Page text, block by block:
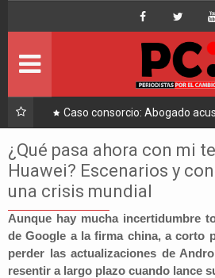
Caso consorcio: Abogado
su denuncia
¿Qué pasa ahora con mi
Huawei? Escenarios y
una crisis mundial
Aunque hay mucha incertidumbre
de Google a la firma china, a corto
perder las actualizaciones de
resentir a largo plazo cuando lance
Portada
Ultimo
Economía
Mundo
Nacional